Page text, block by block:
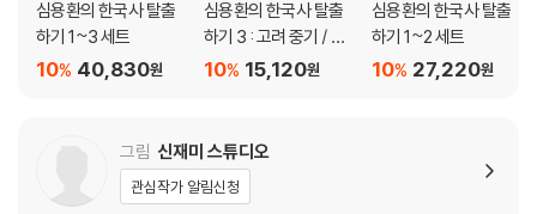
심용환의 한국사 탈출
하기 1~3 세트
40,830원
10%
심용환의 한국사 탈출
하기 3 : 고려 중기 / 서
희의 외교와 삼별초의
15,120원
10%
심용환의 한국사 탈출
하기 1~2 세트
27,220원
10%
그림 신재미 스튜디오
관심작가 알림신청